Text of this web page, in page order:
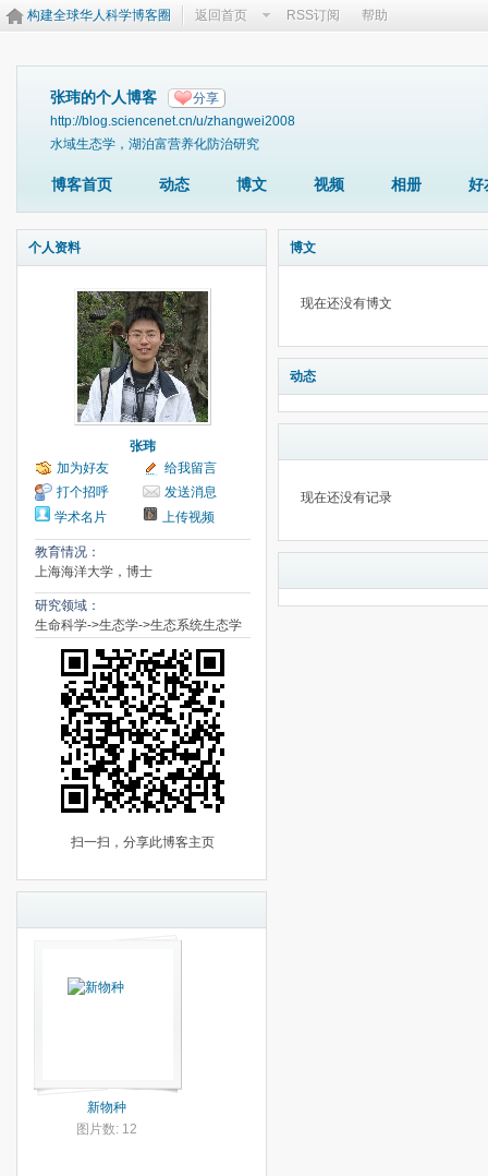
构建全球华人科学博客圈 返回首页 RSS订阅 帮助
张玮的个人博客 分享
http://blog.sciencenet.cn/u/zhangwei2008
水域生态学，湖泊富营养化防治研究
博客首页 动态 博文 视频 相册 好
个人资料
张玮
加为好友
给我留言
打个招呼
发送消息
学术名片
上传视频
教育情况：
上海海洋大学，博士
研究领域：
生命科学->生态学->生态系统生态学
扫一扫，分享此博客主页
新物种
图片数: 12
博文
现在还没有博文
动态
现在还没有记录